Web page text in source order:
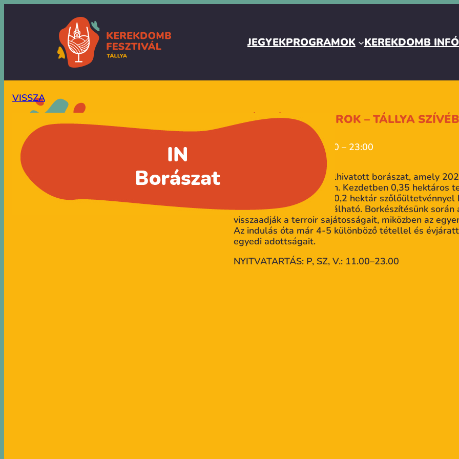
JEGYEKPROGRAMOK KEREKDOMB
VISSZA
PRÉS BÁR – IN BOROK – TÁLLYA
09. 20. | szombat | 11:00 – 23:00
Az IN Borok fiatal, ám elhivatott borászat, amely
ben indult útjára Tállyán. Kezdetben 0,35 hektáros
évek során további 0,2–0,2 hektár
különböző dűlőkben található. Borkészítésünk során
visszaadják a terroir sajátosságait, miközben az
Az indulás óta már 4-5 különböző tétellel és
egyedi adottságait.
NYITVATARTÁS: P, SZ, V.: 11.00–23.00